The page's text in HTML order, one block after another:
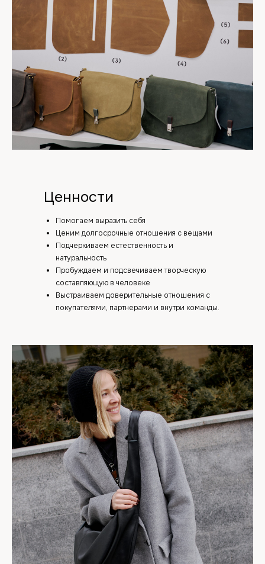
Ценности
Помогаем выразить себя
Ценим долгосрочные отношения с вещами
Подчеркиваем естественность и
натуральность
Пробуждаем и подсвечиваем творческую
составляющую в человеке
Выстраиваем доверительные отношения с
покупателями, партнерами и внутри команды.